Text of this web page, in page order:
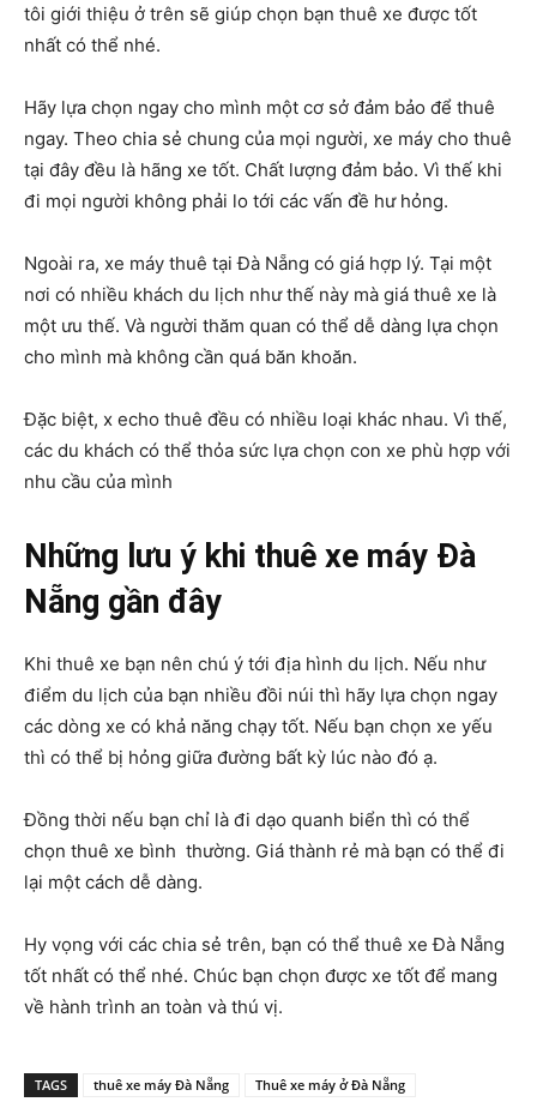
tôi giới thiệu ở trên sẽ giúp chọn bạn thuê xe được tốt
nhất có thể nhé.
Hãy lựa chọn ngay cho mình một cơ sở đảm bảo để thuê
ngay. Theo chia sẻ chung của mọi người, xe máy cho thuê
tại đây đều là hãng xe tốt. Chất lượng đảm bảo. Vì thế khi
đi mọi người không phải lo tới các vấn đề hư hỏng.
Ngoài ra, xe máy thuê tại Đà Nẵng có giá hợp lý. Tại một
nơi có nhiều khách du lịch như thế này mà giá thuê xe là
một ưu thế. Và người thăm quan có thể dễ dàng lựa chọn
cho mình mà không cần quá băn khoăn.
Đặc biệt, x echo thuê đều có nhiều loại khác nhau. Vì thế,
các du khách có thể thỏa sức lựa chọn con xe phù hợp với
nhu cầu của mình
Những lưu ý khi thuê xe máy Đà
Nẵng gần đây
Khi thuê xe bạn nên chú ý tới địa hình du lịch. Nếu như
điểm du lịch của bạn nhiều đồi núi thì hãy lựa chọn ngay
các dòng xe có khả năng chạy tốt. Nếu bạn chọn xe yếu
thì có thể bị hỏng giữa đường bất kỳ lúc nào đó ạ.
Đồng thời nếu bạn chỉ là đi dạo quanh biển thì có thể
chọn thuê xe bình thường. Giá thành rẻ mà bạn có thể đi
lại một cách dễ dàng.
Hy vọng với các chia sẻ trên, bạn có thể thuê xe Đà Nẵng
tốt nhất có thể nhé. Chúc bạn chọn được xe tốt để mang
về hành trình an toàn và thú vị.
TAGS thuê xe máy Đà Nẵng Thuê xe máy ở Đà Nẵng